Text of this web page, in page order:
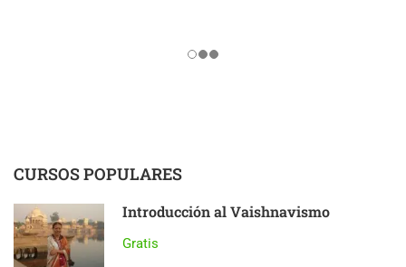
CURSOS POPULARES
Introducción al Vaishnavismo
Gratis